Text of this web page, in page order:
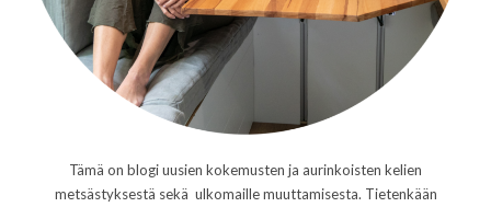
Tämä on blogi uusien kokemusten ja aurinkoisten kelien
metsästyksestä sekä ulkomaille muuttamisesta. Tietenkään